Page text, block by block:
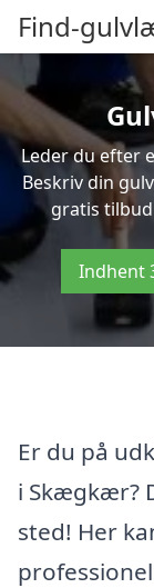
Find-
Leder du efter
Beskriv din
gratis
Indhent
Er du på
i Skægkær?
sted! Her